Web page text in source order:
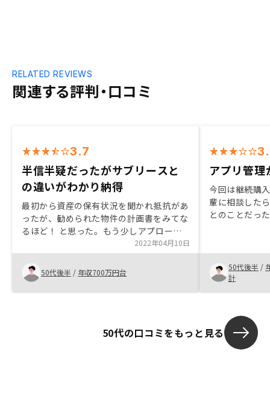
関連する評判・口コミ
RELATED REVIEWS
3.7
半信半疑だったがサブリースと
の違いがわかり納得
最初から資産の保有状況を聞かれ抵抗があ
ったが、勧められた物件の計画書をみてな
るほど！ と思った。もう少しアプローチ
の仕方は見直した方がよいかも？ できれ
ば、この物件を購入後に行う確定申告の際
に気をつけることなど助言が欲しかった。
2022年04月10日
50代後半 / 年収700万円台
アプリ管
今回は継続購
輩に相談した
とのことだっ
にいろいろな
きるので、初
これらをバサ
何に使う書類
するにはちょ
移が遅いので
ニューを探す
50代後半 /
計
50代の口コミをもっと見る